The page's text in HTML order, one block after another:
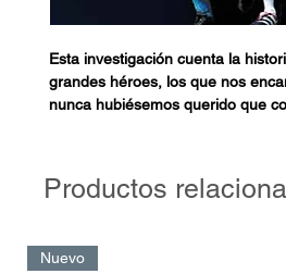
Esta investigación cuenta la
grandes héroes, los que nos
nunca hubiésemos querido que
Ángel Iturriaga ha realizado la
estas páginas se podrán
Productos
Nuevo